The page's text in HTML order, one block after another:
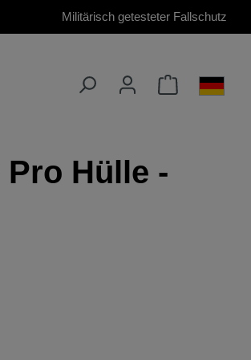
Militärisch getesteter Fallschutz
Hülle -